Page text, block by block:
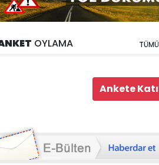
OYLAMA TÜMÜ